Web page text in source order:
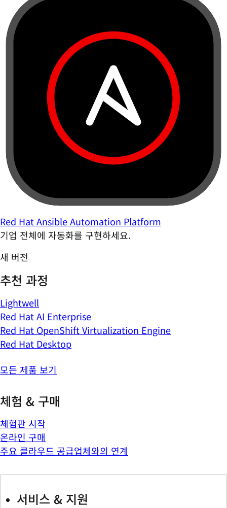
Red Hat Ansible Automation Platform
기업 전체에 자동화를 구현하세요.
새 버전
추천 과정
Lightwell
Red Hat AI Enterprise
Red Hat OpenShift Virtualization Engine
Red Hat Desktop
모든 제품 보기
체험 & 구매
체험판 시작
온라인 구매
주요 클라우드 공급업체와의 연계
서비스 & 지원